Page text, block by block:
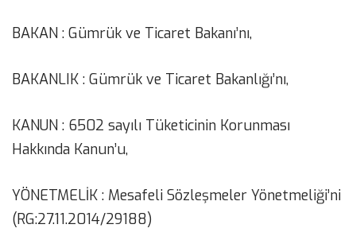
BAKAN : Gümrük ve Ticaret Bakanı’nı,
BAKANLIK : Gümrük ve Ticaret Bakanlığı’nı,
KANUN : 6502 sayılı Tüketicinin Korunması
Hakkında Kanun’u,
YÖNETMELİK : Mesafeli Sözleşmeler Yönetmeliği’ni
(RG:27.11.2014/29188)